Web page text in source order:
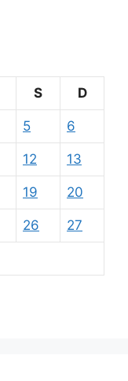
S D
5 6
12 13
19 20
26 27